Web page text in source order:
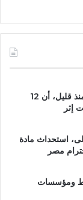
أعلنت إمارة منطقة المدينة المنورة، فى بيان لها منذ قليل، أن 12
استحداث مادة
ومؤسسات